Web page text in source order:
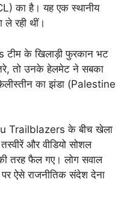
का है। यह एक स्थानीय
ले रही थीं।
टीम के खिलाड़ी फुरकान भट
तो उनके हेलमेट ने सबका
का झंडा (Palestine
Trailblazers के बीच खेला
और वीडियो सोशल
तरह फैल गए। लोग सवाल
ऐसे राजनीतिक संदेश देना